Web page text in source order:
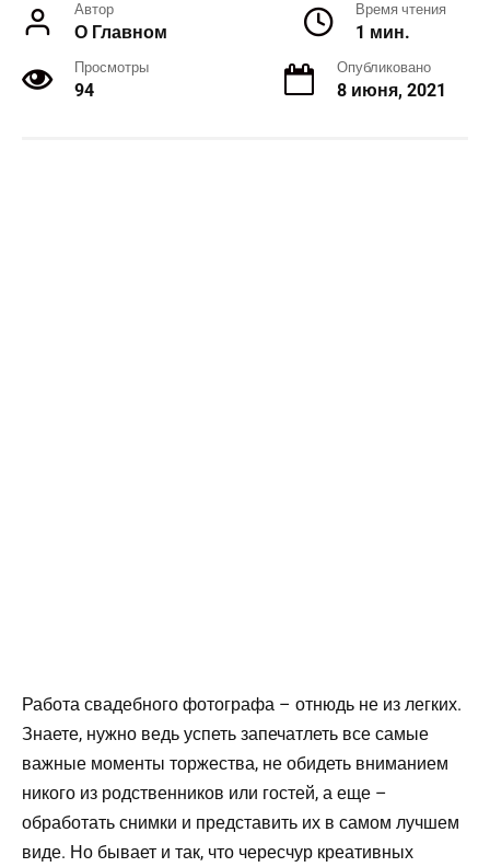
Автор
О Главном
Время чтения
1 мин.
Просмотры
94
Опубликовано
8 июня, 2021
Работа свадебного фотографа – отнюдь не из легких.
Знаете, нужно ведь успеть запечатлеть все самые
важные моменты торжества, не обидеть вниманием
никого из родственников или гостей, а еще –
обработать снимки и представить их в самом лучшем
виде. Но бывает и так, что чересчур креативных